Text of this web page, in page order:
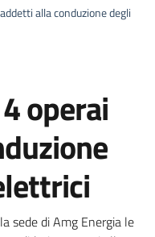
alla conduzione degli
operai
sede di Amg Energia le